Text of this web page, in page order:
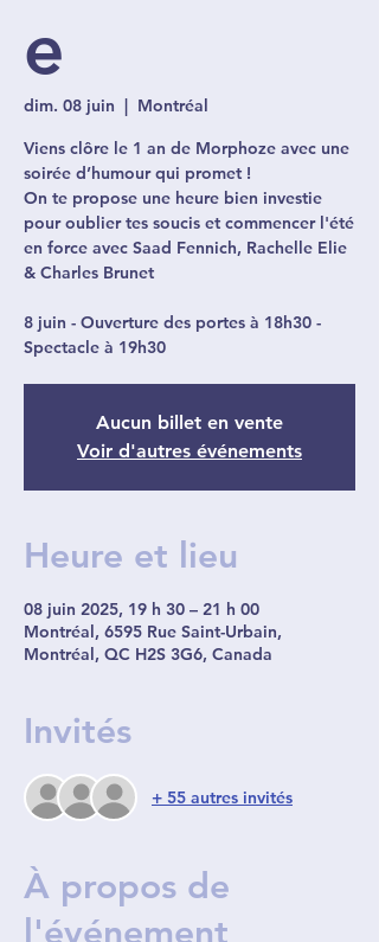
e
dim. 08 juin
  |
Montréal
Viens clôre le 1 an de Morphoze avec une
soirée d’humour qui promet !
On te propose une heure bien investie
pour oublier tes soucis et commencer l'été
en force avec Saad Fennich, Rachelle Elie
& Charles Brunet
8 juin - Ouverture des portes à 18h30 -
Spectacle à 19h30
Aucun billet en vente
Voir d'autres événements
Heure et lieu
08 juin 2025, 19 h 30 – 21 h 00
Montréal, 6595 Rue Saint-Urbain,
Montréal, QC H2S 3G6, Canada
Invités
+ 55 autres invités
À propos de
l'événement